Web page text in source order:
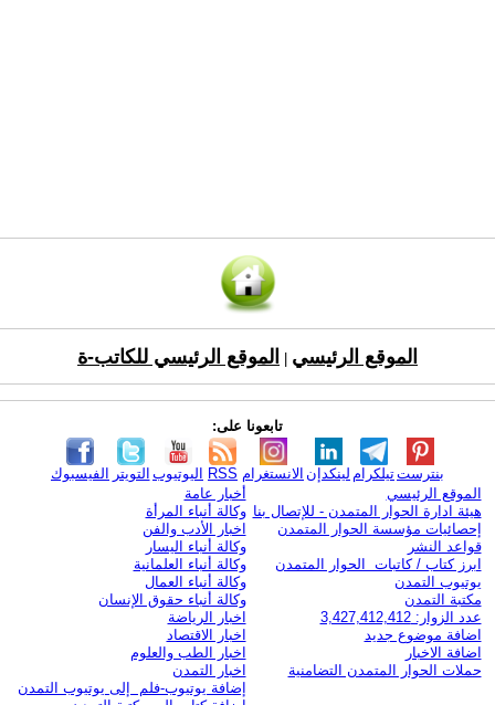
الموقع الرئيسي الموقع الرئيسي للكاتب-ة
تابعونا على:
الفيسبوك التويتر اليوتيوب RSS الانستغرام لينكدإن تيلكرامبنترست
الموقع الرئيسي
هيئة ادارة الحوار المتمدن - للإتصال بنا
إحصائيات مؤسسة الحوار المتمدن
قواعد النشر
ابرز كتاب / كاتبات الحوار المتمدن
يوتيوب التمدن
مكتبة التمدن
عدد الزوار: 3,427,412,412
اضافة موضوع جديد
اضافة الاخبار
حملات الحوار المتمدن التضامنية
أخبار عامة
وكالة أنباء المرأة
اخبار الأدب والفن
وكالة أنباء اليسار
وكالة أنباء العلمانية
وكالة أنباء العمال
وكالة أنباء حقوق الإنسان
اخبار الرياضة
اخبار الاقتصاد
اخبار الطب والعلوم
اخبار التمدن
إضافة يوتيوب-فلم إلى يوتيوب التمدن